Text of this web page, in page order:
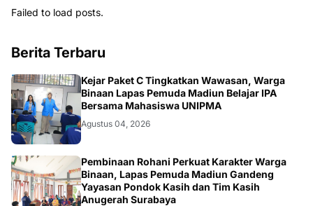
Failed to load posts.
Berita Terbaru
MADIUN
Kejar Paket C Tingkatkan Wawasan, Warga
Binaan Lapas Pemuda Madiun Belajar IPA
Bersama Mahasiswa UNIPMA
Agustus 04, 2026
MADIUN
Pembinaan Rohani Perkuat Karakter Warga
Binaan, Lapas Pemuda Madiun Gandeng
Yayasan Pondok Kasih dan Tim Kasih
Anugerah Surabaya